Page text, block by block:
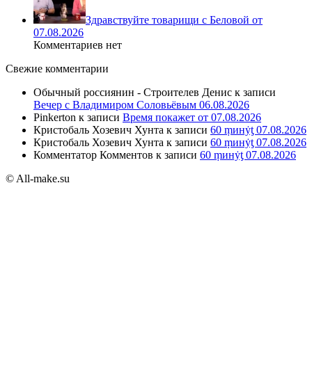
Здравствуйте товарищи с Беловой от
07.08.2026
Комментариев нет
Свежие комментарии
Обычный россиянин - Строителев Денис к записи
Вечер с Владимиром Соловьёвым 06.08.2026
Pinkerton к записи Время покажет от 07.08.2026
Кристобаль Хозевич Хунта к записи 60 ṃинẏƫ 07.08.2026
Кристобаль Хозевич Хунта к записи 60 ṃинẏƫ 07.08.2026
Комментатор Комментов к записи 60 ṃинẏƫ 07.08.2026
© All-make.su